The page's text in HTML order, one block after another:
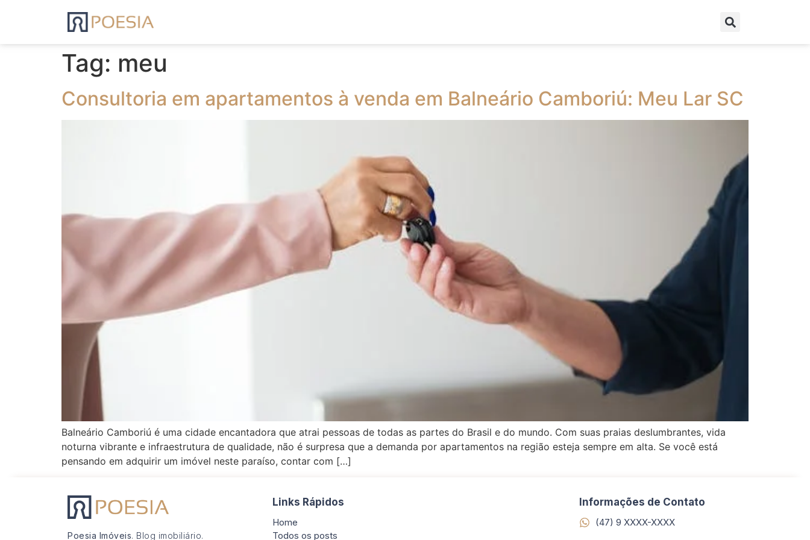
Tag: meu
Consultoria em apartamentos à venda em Balneário Camboriú: Meu Lar SC
Balneário Camboriú é uma cidade encantadora que atrai pessoas de todas as partes do Brasil e do mundo. Com suas praias deslumbrantes, vida
noturna vibrante e infraestrutura de qualidade, não é surpresa que a demanda por apartamentos na região esteja sempre em alta. Se você está
pensando em adquirir um imóvel neste paraíso, contar com […]
Poesia Imóveis. Blog imobiliário.
Links Rápidos
Home
Todos os posts
Informações de Contato
(47) 9 XXXX-XXXX